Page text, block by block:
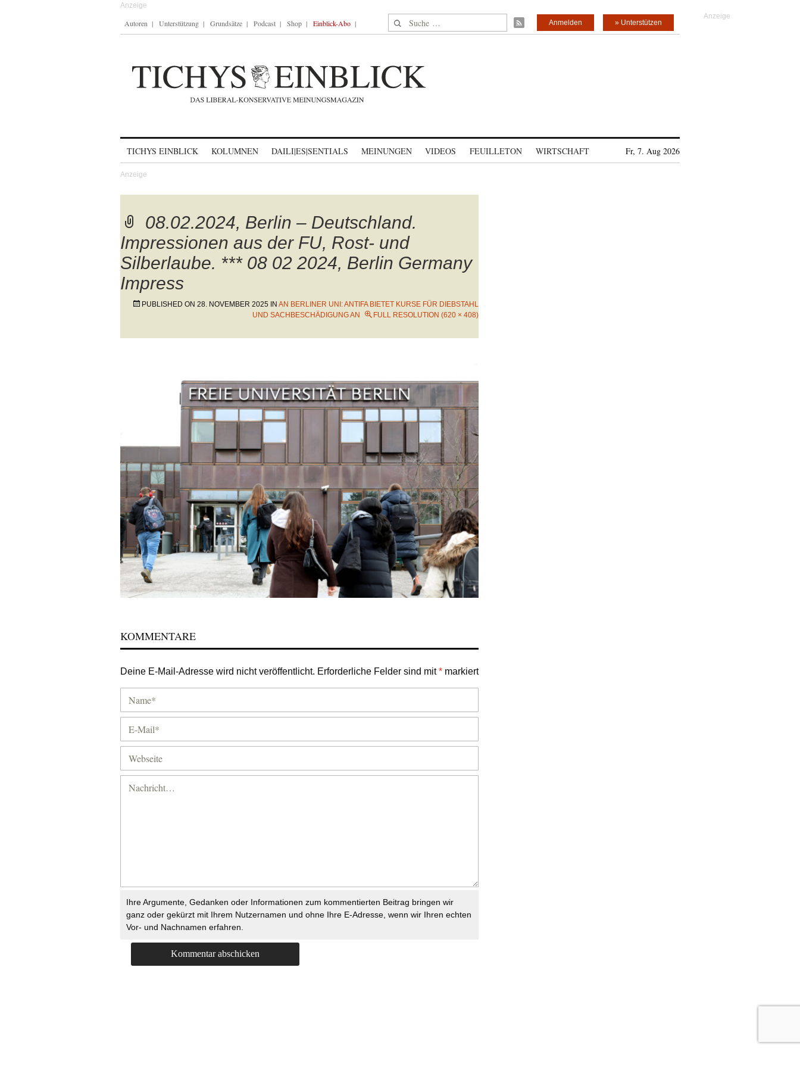
Autoren Unterstützung Grundsätze Podcast Shop Einblick-Abo Suche nach: » Unterstützen
Anmelden
TICHYS EINBLICK KOLUMNEN DAILI|ES|SENTIALS MEINUNGEN VIDEOS FEUILLETON WIRTSCHAFT Fr, 7. Aug 2026
08.02.2024, Berlin – Deutschland.
Impressionen aus der FU, Rost- und
Silberlaube. *** 08 02 2024, Berlin Germany
Impress
PUBLISHED ON 28. NOVEMBER 2025 IN AN BERLINER UNI: ANTIFA BIETET KURSE FÜR DIEBSTAHL
UND SACHBESCHÄDIGUNG AN
FULL RESOLUTION (620 × 408)
KOMMENTARE
Deine E-Mail-Adresse wird nicht veröffentlicht. Erforderliche Felder sind mit* markiert
Ihre Argumente, Gedanken oder Informationen zum kommentierten Beitrag bringen wir
ganz oder gekürzt mit Ihrem Nutzernamen und ohne Ihre E-Adresse, wenn wir Ihren echten
Vor- und Nachnamen erfahren.